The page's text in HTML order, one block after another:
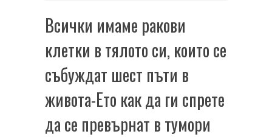
Всички имаме ракови
клетки в тялото си, които се
събуждат шест пъти в
живота-Ето как да ги спрете
да се превърнат в тумори